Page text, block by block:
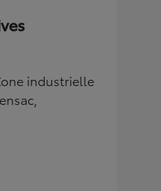
industrielle